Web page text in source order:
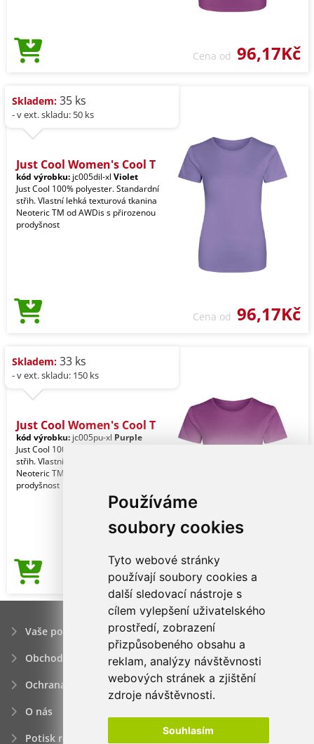
Používáme
soubory cookies
Tyto webové stránky
používají soubory cookies a
další sledovací nástroje s
cílem vylepšení uživatelského
prostředí, zobrazení
přizpůsobeného obsahu a
reklam, analýzy návštěvnosti
webových stránek a zjištění
zdroje návštěvnosti.
Souhlasím
Cena od 96,17Kč
Skladem: 35 ks
- v ext. skladu: 50 ks
Just Cool Women's Cool T
kód výrobku: jc005dil-xl Violet
Just Cool 100% polyester. Standardní
střih. Vlastní lehká texturová tkanina
Neoteric TM od AWDis s přirozenou
prodyšnost
Cena od 96,17Kč
Skladem: 33 ks
- v ext. skladu: 150 ks
Just Cool Women's Cool T
kód výrobku: jc005pu-xl Purple
Just Cool 100% polyester. Standardní
střih. Vlastní lehká texturová tkanina
Neoteric TM od AWDis s přirozenou
prodyšnost
Cena od96,17Kč
Vaše poptávka
Obchodní podmínky
Ochrana osobních údajú
O nás
Potisk reklamních předmětů